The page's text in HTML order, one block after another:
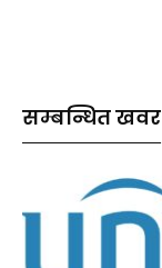
सम्बन्धित खवर